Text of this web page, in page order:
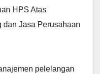
HPS Atas
dan Jasa Perusahaan
pelelangan